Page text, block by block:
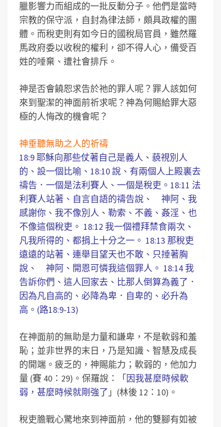
臘影響力而組成的一批反動分子。他們是當時
宗教的保守派，自封為律法師，頗具政權的團
體。而稅吏則有如今日的國稅局官員，雖然羅
馬政府委以收稅的權利，卻不得人心，備受百
姓的唾棄、遭社會排斥。
神是否會饒恕求告於祂的罪人呢？罪人該如何
來到聖潔的神面前祈求呢？神為何賜給罪大惡
極的人悔改的機會呢？
神垂聽無助之人的祈禱
18:9 耶穌向那些仗著自己是義人、藐視別人
的、設一個比喻、18:10 說、有兩個人上殿裏去
禱告．一個是法利賽人、一個是稅吏。18:11 法
利賽人站著、自言自語的禱告說、 神阿、我
感謝你、我不像別人、勒索、不義、姦淫、也
不像這個稅吏。 18:12 我一個禮拜禁食兩次、
凡我所得的、都捐上十分之一。 18:13 那稅吏
遠遠的站著、連舉目望天也不敢、只捶著胸
說、 神阿、開恩可憐我這個罪人。 18:14 我
告訴你們、這人回家去、比那人倒算為義了．
因為凡自高的、必降為卑．自卑的、必升為
高。(路18:9-13)
在神面前的無助是力量和謙卑，不是軟弱和羞
恥；並非世界的末日，乃是知識、智慧及成長
的開端。疲乏的，神賜能力；軟弱的，他加力
量 (賽 40：29)。保羅說：「因我甚麼時候軟
弱，甚麼時候就剛強了 」(林後 12：10)。
稅吏膽戰心驚地來到神面前，他的雙腳有如被